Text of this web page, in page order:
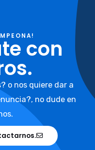
con
o nos quiere dar a
no dude en